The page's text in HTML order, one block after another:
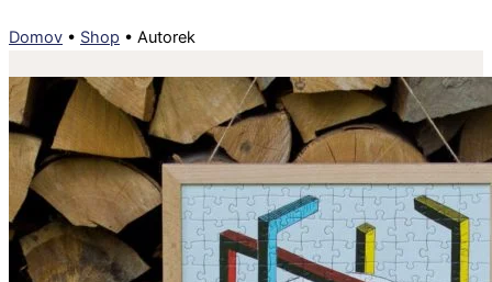
Domov • Shop • Autorek